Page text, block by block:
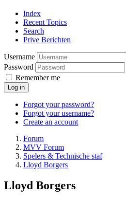
Index
Recent Topics
Search
Prive Berichten
Username
Password
Remember me
Log in
Forgot your password?
Forgot your username?
Create an account
Forum
MVV Forum
Spelers & Technische staf
Lloyd Borgers
Lloyd Borgers